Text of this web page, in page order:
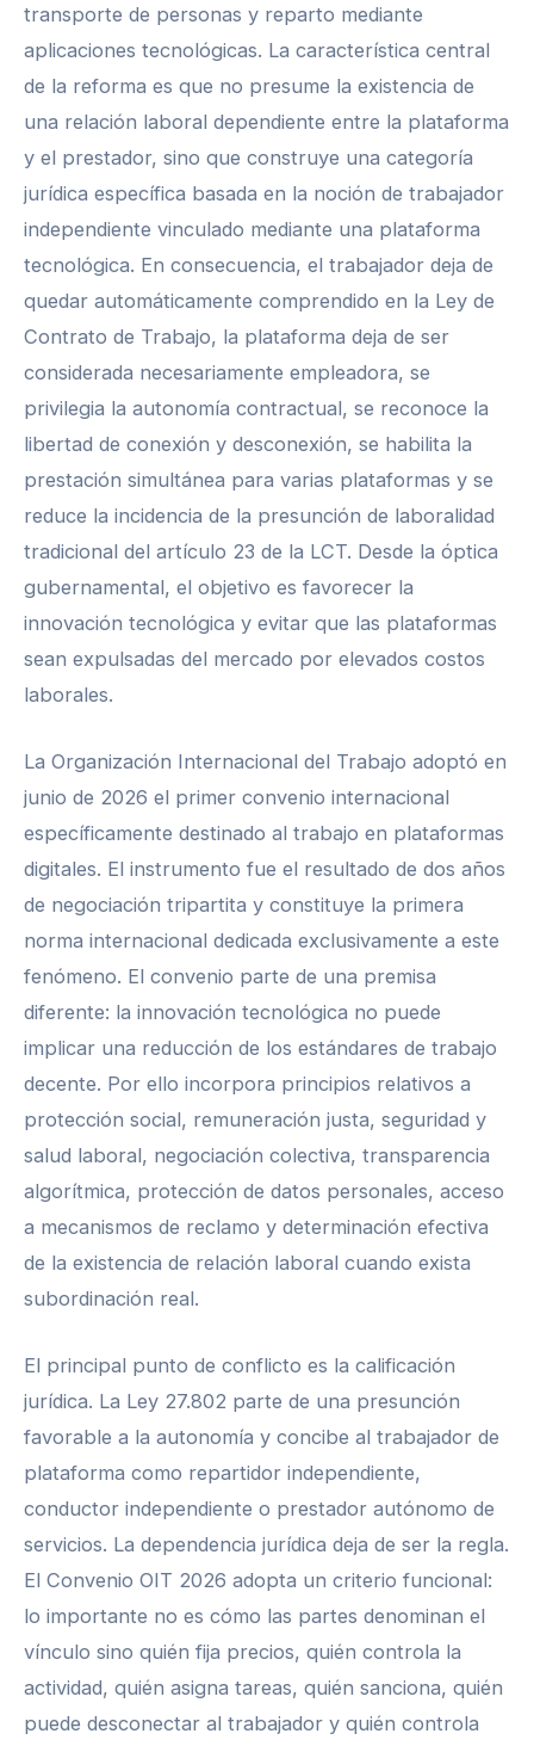
transporte de personas y reparto mediante
aplicaciones tecnológicas. La característica central
de la reforma es que no presume la existencia de
una relación laboral dependiente entre la plataforma
y el prestador, sino que construye una categoría
jurídica específica basada en la noción de trabajador
independiente vinculado mediante una plataforma
tecnológica. En consecuencia, el trabajador deja de
quedar automáticamente comprendido en la Ley de
Contrato de Trabajo, la plataforma deja de ser
considerada necesariamente empleadora, se
privilegia la autonomía contractual, se reconoce la
libertad de conexión y desconexión, se habilita la
prestación simultánea para varias plataformas y se
reduce la incidencia de la presunción de laboralidad
tradicional del artículo 23 de la LCT. Desde la óptica
gubernamental, el objetivo es favorecer la
innovación tecnológica y evitar que las plataformas
sean expulsadas del mercado por elevados costos
laborales.
La Organización Internacional del Trabajo adoptó en
junio de 2026 el primer convenio internacional
específicamente destinado al trabajo en plataformas
digitales. El instrumento fue el resultado de dos años
de negociación tripartita y constituye la primera
norma internacional dedicada exclusivamente a este
fenómeno. El convenio parte de una premisa
diferente: la innovación tecnológica no puede
implicar una reducción de los estándares de trabajo
decente. Por ello incorpora principios relativos a
protección social, remuneración justa, seguridad y
salud laboral, negociación colectiva, transparencia
algorítmica, protección de datos personales, acceso
a mecanismos de reclamo y determinación efectiva
de la existencia de relación laboral cuando exista
subordinación real.
El principal punto de conflicto es la calificación
jurídica. La Ley 27.802 parte de una presunción
favorable a la autonomía y concibe al trabajador de
plataforma como repartidor independiente,
conductor independiente o prestador autónomo de
servicios. La dependencia jurídica deja de ser la regla.
El Convenio OIT 2026 adopta un criterio funcional:
lo importante no es cómo las partes denominan el
vínculo sino quién fija precios, quién controla la
actividad, quién asigna tareas, quién sanciona, quién
puede desconectar al trabajador y quién controla